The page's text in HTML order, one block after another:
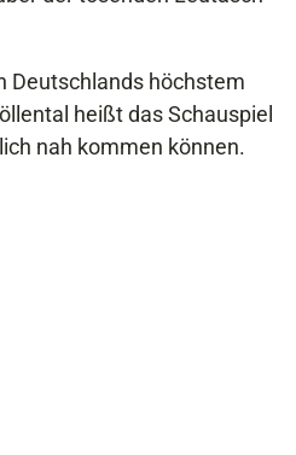
Deutschlands höchstem
heißt das Schauspiel
nah kommen können.